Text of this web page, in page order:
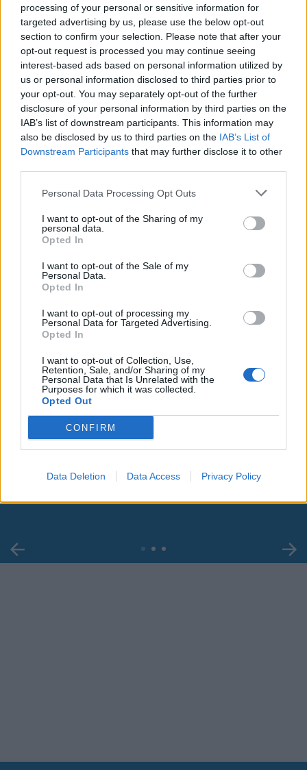
processing of your personal or sensitive information for
targeted advertising by us, please use the below opt-out
section to confirm your selection. Please note that after your
opt-out request is processed you may continue seeing
interest-based ads based on personal information utilized by
us or personal information disclosed to third parties prior to
your opt-out. You may separately opt-out of the further
disclosure of your personal information by third parties on the
IAB’s list of downstream participants. This information may
also be disclosed by us to third parties on the IAB’s List of
Downstream Participants that may further disclose it to other
Personal Data Processing Opt Outs
I want to opt-out of the Sharing of my
personal data.
Opted In
I want to opt-out of the Sale of my
Personal Data.
Opted In
I want to opt-out of processing my
Personal Data for Targeted Advertising.
Opted In
I want to opt-out of Collection, Use,
Retention, Sale, and/or Sharing of my
Personal Data that Is Unrelated with the
Purposes for which it was collected.
Opted Out
CONFIRM
Data Deletion Data Access Privacy Policy
00:00
Leonardo Maria Del Vecchio dall'ex compagna